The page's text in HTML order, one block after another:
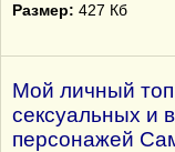
Размер: 427 Кб
Мой личный
сексуальных и
персонажей